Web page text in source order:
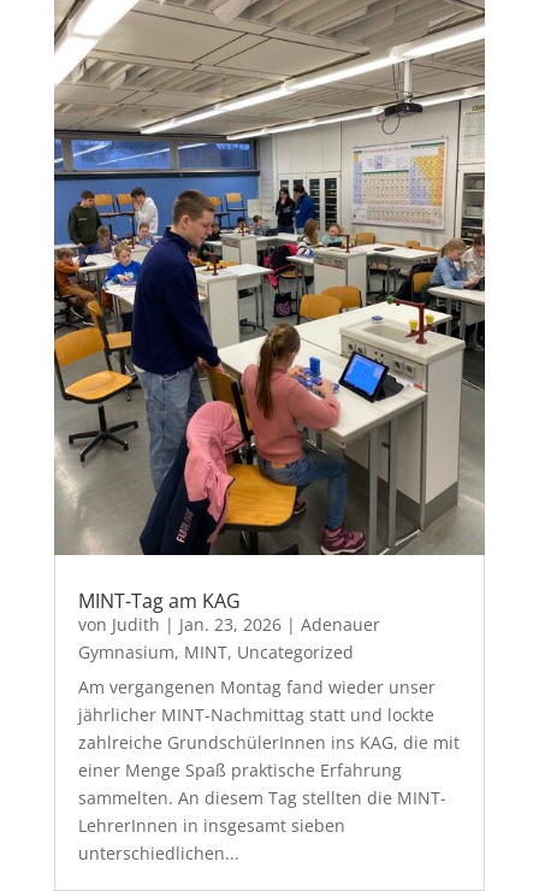
MINT-Tag am KAG
von Judith | Jan. 23, 2026| Adenauer
Gymnasium, MINT, Uncategorized
Am vergangenen Montag fand wieder unser
jährlicher MINT-Nachmittag statt und lockte
zahlreiche GrundschülerInnen ins KAG, die mit
einer Menge Spaß praktische Erfahrung
sammelten. An diesem Tag stellten die MINT-
LehrerInnen in insgesamt sieben
unterschiedlichen...